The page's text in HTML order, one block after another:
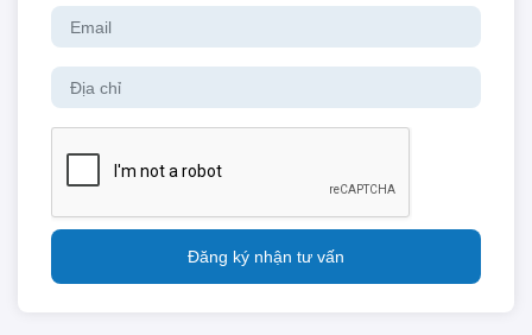
Đăng ký nhận tư vấn